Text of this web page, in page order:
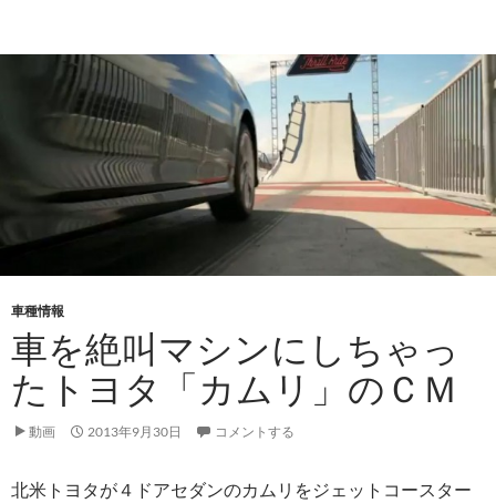
車種情報
車を絶叫マシンにしちゃっ
たトヨタ「カムリ」のＣＭ
動画 2013年9月30日 コメントする
北米トヨタが４ドアセダンのカムリをジェットコースター